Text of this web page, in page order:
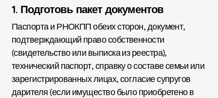
1. Подготовь пакет документов
Паспорта и РНОКПП обеих сторон, документ,
подтверждающий право собственности
(свидетельство или выписка из реестра),
технический паспорт, справку о составе семьи или
зарегистрированных лицах, согласие супругов
дарителя (если имущество было приобретено в